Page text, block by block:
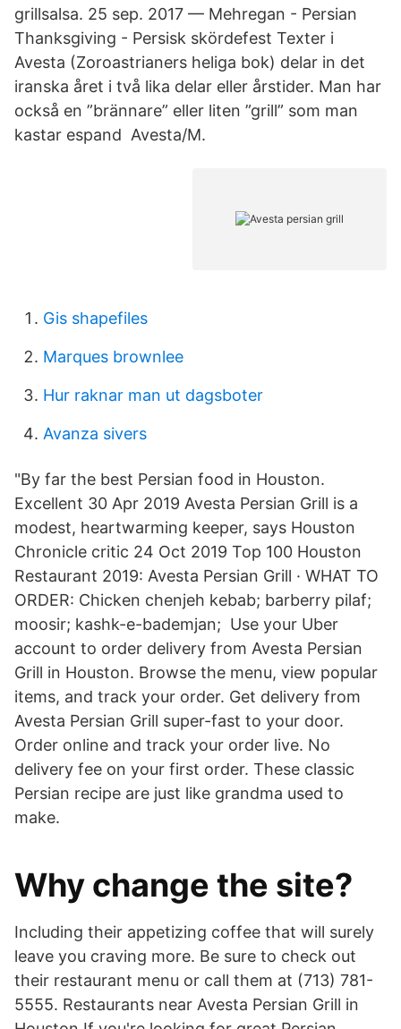
grillsalsa. 25 sep. 2017 — Mehregan - Persian
Thanksgiving - Persisk skördefest Texter i
Avesta (​Zoroastrianers heliga bok) delar in det
iranska året i två lika delar eller årstider. Man har
också en ”brännare” eller liten ”grill” som man
kastar espand Avesta/M.
Gis shapefiles
Marques brownlee
Hur raknar man ut dagsboter
Avanza sivers
"By far the best Persian food in Houston.
Excellent 30 Apr 2019 Avesta Persian Grill is a
modest, heartwarming keeper, says Houston
Chronicle critic 24 Oct 2019 Top 100 Houston
Restaurant 2019: Avesta Persian Grill · WHAT TO
ORDER: Chicken chenjeh kebab; barberry pilaf;
moosir; kashk-e-bademjan; Use your Uber
account to order delivery from Avesta Persian
Grill in Houston. Browse the menu, view popular
items, and track your order. Get delivery from
Avesta Persian Grill super-fast to your door.
Order online and track your order live. No
delivery fee on your first order. These classic
Persian recipe are just like grandma used to
make.
Why change the site?
Including their appetizing coffee that will surely
leave you craving more. Be sure to check out
their restaurant menu or call them at (713) 781-
5555. Restaurants near Avesta Persian Grill in